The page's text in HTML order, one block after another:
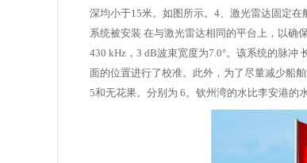
深均小于15米。如图所示。4、激光雷达固定在
系统被安装 在与激光雷达相同的平台上，以确
430 kHz，3 dB波束宽度为7.0°。该系统的脉冲
面的位置进行了校准。此外，为了尽量减少船
5和无花果。分别为 6。钦州湾的水比李安港的